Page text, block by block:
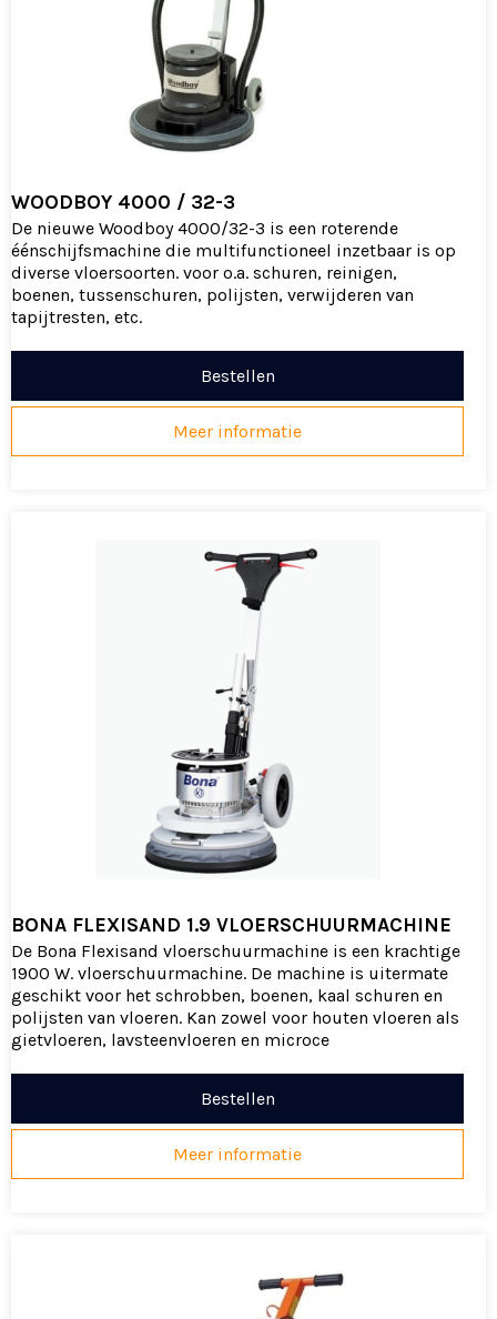
Fein Multimaster
Multitool Starlock zaagbladen
Diamant boormachine
Hamerboorkronen
Beton schuren en polijsten
Steen en glas boren
AIRBO Stofvrij werken
Pullman Ermator
Vloer schuurmachines
Motorslijpers
Vloerzaagmachines
WOODBOY 4000 / 32-3
De nieuwe Woodboy 4000/32-3 is een roterende
éénschijfsmachine die multifunctioneel inzetbaar is op
diverse vloersoorten. voor o.a. schuren, reinigen,
boenen, tussenschuren, polijsten, verwijderen van
tapijtresten, etc.
Bestellen
Meer informatie
BONA FLEXISAND 1.9 VLOERSCHUURMACHINE
De Bona Flexisand vloerschuurmachine is een krachtige
1900 W. vloerschuurmachine. De machine is uitermate
geschikt voor het schrobben, boenen, kaal schuren en
polijsten van vloeren. Kan zowel voor houten vloeren als
gietvloeren, lavsteenvloeren en microce
Bestellen
Meer informatie